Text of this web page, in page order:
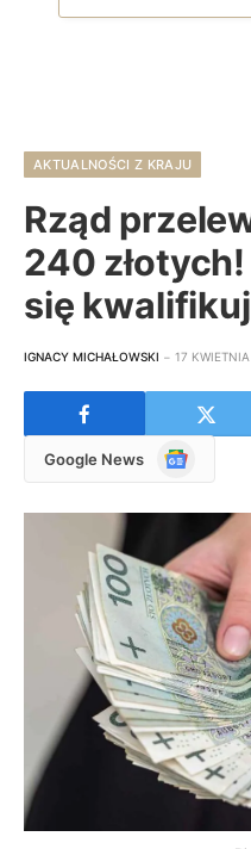
AKTUALNOŚCI Z KRAJU
Rząd
240
się
IGNACY MICHAŁOWSKI 17
Google News
Google